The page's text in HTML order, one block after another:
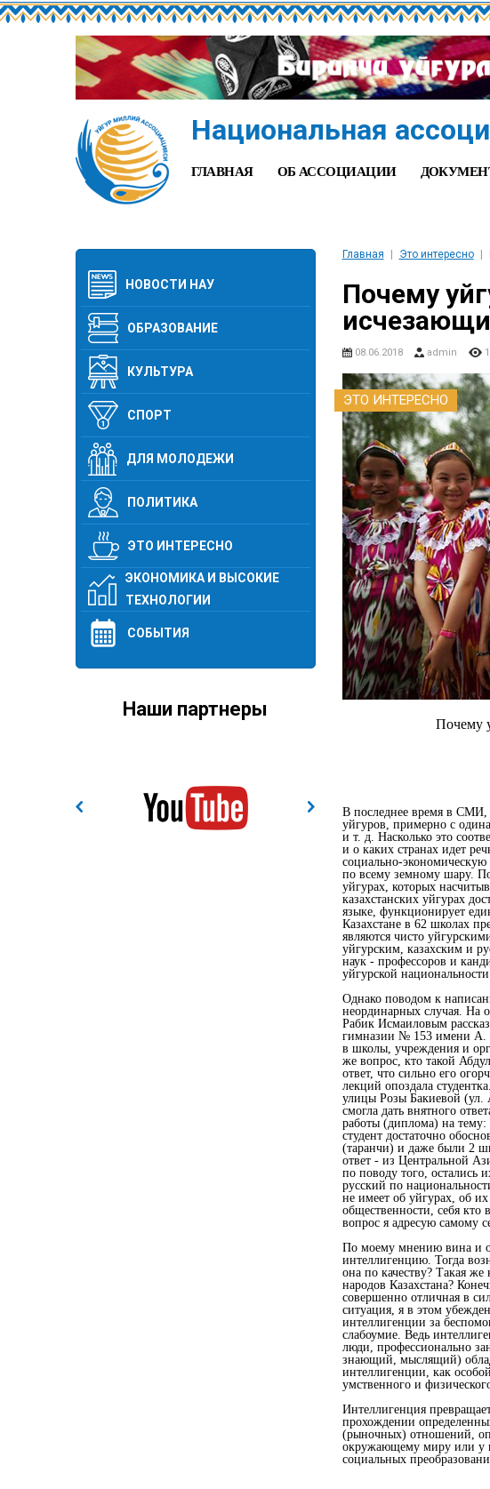
Национальная
ГЛАВНАЯ ОБ АССОЦИАЦИИ
НОВОСТИ НАУ
ОБРАЗОВАНИЕ
КУЛЬТУРА
СПОРТ
ДЛЯ МОЛОДЕЖИ
ПОЛИТИКА
ЭТО ИНТЕРЕСНО
ЭКОНОМИКА И ВЫСОКИЕ
ТЕХНОЛОГИИ
СОБЫТИЯ
Наши партнеры
Главная Это интересно
Почему
08.06.2018 admin
ЭТО ИНТЕРЕСНО
Почему
В последнее время в СМИ,
уйгуров, примерно с
и т. д. Насколько это
и о каких странах идет
социально-
по всему земному шару.
уйгурах, которых
казахстанских уйгурах
языке, функционирует
Казахстане в 62 школах
являются чисто
уйгурским, казахским и
наук - профессоров и
уйгурской
Однако поводом к
неординарных случая. На
Рабик Исмаиловым
гимназии № 153 имени А.
в школы, учреждения и
же вопрос, кто такой
ответ, что сильно его
лекций опоздала
улицы Розы Бакиевой (ул.
смогла дать внятного
работы (диплома) на тему:
студент достаточно
(таранчи) и даже были 2
ответ - из Центральной
по поводу того,
русский по
не имеет об уйгурах, об
общественности, себя кто
вопрос я адресую самому
По моему мнению вина и
интеллигенцию. Тогда
она по качеству? Такая
народов Казахстана?
совершенно отличная в
ситуация, я в этом
интеллигенции за
слабоумие. Ведь
люди, профессионально
знающий, мыслящий)
интеллигенции, как
умственного и
Интеллигенция
прохождении
(рыночных) отношений,
окружающему миру или у
социальных